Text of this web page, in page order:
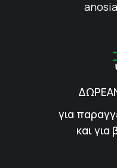
για
και για